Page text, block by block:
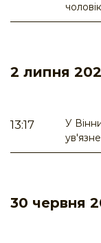
2 липня
13:17
У
30 червня